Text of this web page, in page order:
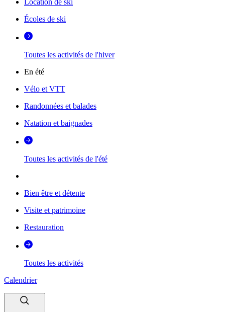
Location de ski
Écoles de ski
Toutes les activités de l'hiver
En été
Vélo et VTT
Randonnées et balades
Natation et baignades
Toutes les activités de l'été
Bien être et détente
Visite et patrimoine
Restauration
Toutes les activités
Calendrier